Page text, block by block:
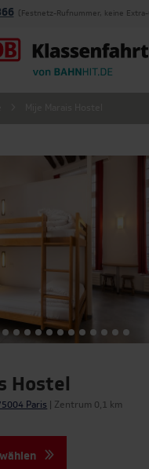
(Festnetz-Rufnummer, keine Extra-
Hostel
Paris | Zentrum 0,1 km